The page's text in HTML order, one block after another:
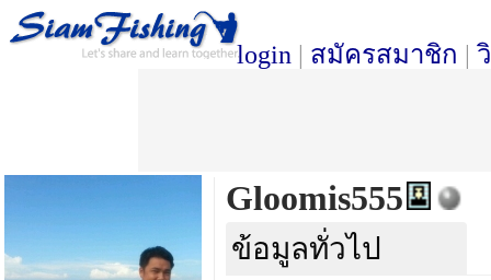
login | สมัครสมาชิก |
Gloomis555
ข้อมูลทั่วไป